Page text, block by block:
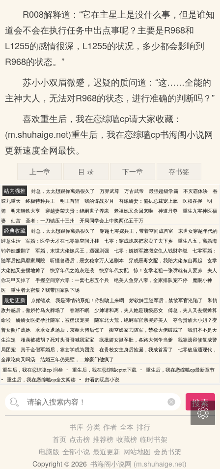
R008解释道：“它在主星上是没什么事，但是谁知
道会不会在执行任务中出点事呢？主要是R968和
L1255的感情很深，L1255的状况，多少都会影响到
R968的状态。”
苏小小双眉微蹙，迟疑的质问道：“这……全能的
主神大人，无法对R968的状态，进行准确的判断吗？”
喜欢重生后，我在恋综嗑cp请大家收藏：
(m.shuhaige.net)重生后，我在恋综嗑cp书海阁小说网
更新速度全网最快。
上一章 目 录 下一章 存书签
站内强推 封总，太太想跟你离婚很久了 万界武尊 万古武帝 最强超级学霸 不灭霸体诀
吞
噬九重天
终极特种兵王 明王首辅 我的谍战岁月 替嫁娇妻：偏执总裁宠上瘾 医权在握
明
骑
明末钢铁大亨 穿越妻荣夫贵：绝嗣世子养崽 老祖她又杀回来啦 神道丹尊
重生九零神医福
妻
仙宫 圣者：一刀镇压十三州 开局同学会上中奖两亿五千万
经典收藏 封总，太太想跟你离婚很久了 穿越七零嫁兵王，带着空间成首富
末世女穿越年代的
肆意生活
军婚：医学天才在七零靠空间开挂 七零：穿成炮灰把家卖了去下乡
重生八五，离婚海
钓养娃赚翻了
军婚，末世大佬嫁兵王，遇强则强 七零：娇娇军嫂搬空仇人钱财养崽
七零军婚：
随军后她风靡家属院
听懂兽语后，恶女稳拿万人迷剧本 穿成恶毒女配，我陪大佬东山再起
玄学
大佬她又去摆地摊了
快穿年代之炮灰逆袭 快穿年代女配 惊！玄学老祖一张嘴就有人要凉
夫人
你马甲又掉了
手握空间穿六零：一窝七崽五个兵 绝美人鱼穿八零，全家排队宠不停
魔眼小神
医
重生者太密集？我带国家队下场
最近更新 京婚缠欢 我是薄情钓系姐！你别吻上来啊 娇软妹宝随军后，禁欲军官沦陷了
和情
敌共感后，傲娇竹马火葬场了
春潮不眠 少帅请和离，夫人她是顶级恶女
傅总，夫人又去摆摊算
命啦
娇娇女医挺孕肚随军，被糙汉宠哭 随军北大荒，绝嗣军官亲哭娇美人
夺舍贵族大小姐？变
普女照样虐她
乖乖女退场后，京圈大佬后悔了 搬空娘家去随军，禁欲大佬破戒了
我们本不是天
生注定
相亲被截胡？死对头哥哥喊我宝宝 疯批娇女挺孕肚，各路大佬争当爹
我靠遗容修复成警
局团宠
真千金假军婚后，靠玄学成为团宠 在贵校女主身后捡漏，我成首富了
七零破庙通现代，
全家吃肉又喝汤
结婚三年仍完璧，二嫁豪门他疯了
重生后，我在恋综嗑cp 润叁 - 重生后，我在恋综嗑cptxt下载 - 重生后，我在恋综嗑cp最新章节
- 重生后，我在恋综嗑cp全文阅读 - 好看的现言小说
搜索
书库 分类 作者 全本 排行
首页 点击榜 推荐榜 收藏榜 临时书架
电脑版 全部小说 最近更新 网站地图 会员书架
Copyright © 2026 书海阁小说网 (m.shuhaige.net)
